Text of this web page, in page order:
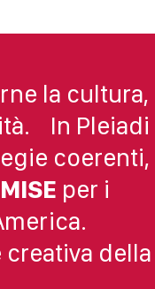
la cultura,
In Pleiadi
coerenti,
per i
della